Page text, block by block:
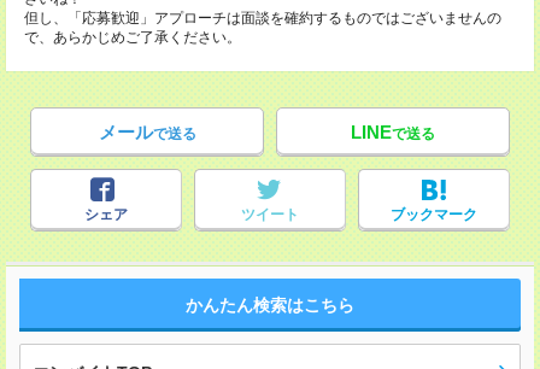
但し、「応募歓迎」アプローチは面談を確約するものではございませんの
で、あらかじめご了承ください。
メールで送る LINEで送る
シェア ツイート ブックマーク
かんたん検索はこちら